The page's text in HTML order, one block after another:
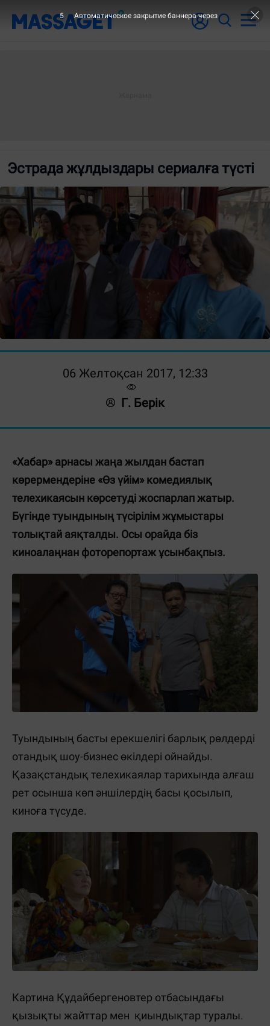
Эстрада жұлдыздары сериалға түсті
06 Желтоқсан 2017, 12:33
Г. Берік
«Хабар» арнасы жаңа жылдан бастап
көрермендеріне «Өз үйім» комедиялық
телехикаясын көрсетуді жоспарлап жатыр.
Бүгінде туындының түсірілім жұмыстары
толықтай аяқталды. Осы орайда біз
киноалаңнан фоторепортаж ұсынбақпыз.
Туындының басты ерекшелігі барлық рөлдерді
отандық шоу-бизнес өкілдері ойнайды.
Қазақстандық телехикаялар тарихында алғаш
рет осынша көп әншілердің басы қосылып,
киноға түсуде.
Картина Құдайбергеновтер отбасындағы
қызықты жайттар мен қиындықтар туралы.
4 Автоматическое закрытие баннера через